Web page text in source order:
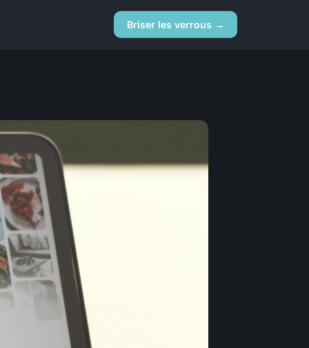
Briser les verrous →